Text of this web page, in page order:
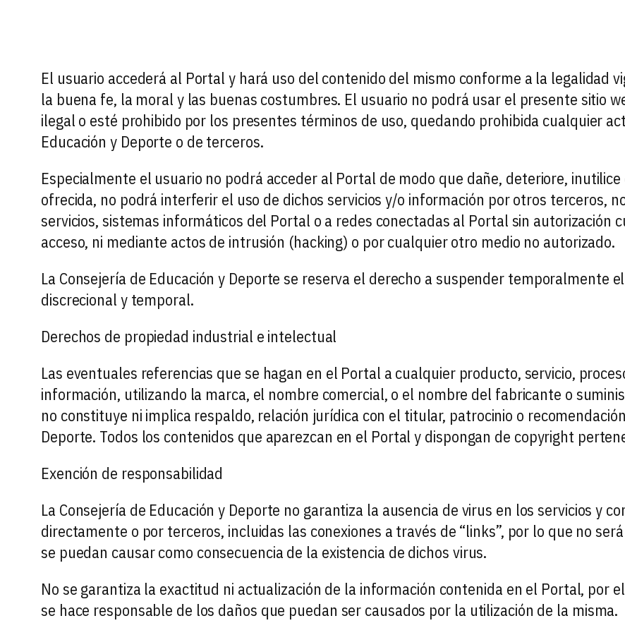
El usuario accederá al Portal y hará uso del contenido del mismo conforme a la legalidad
la buena fe, la moral y las buenas costumbres. El usuario no podrá usar el presente sitio
ilegal o esté prohibido por los presentes términos de uso, quedando prohibida cualquier
Educación y Deporte o de terceros.
Especialmente el usuario no podrá acceder al Portal de modo que dañe, deteriore,
ofrecida, no podrá interferir el uso de dichos servicios y/o información por otros terceros,
servicios, sistemas informáticos del Portal o a redes conectadas al Portal sin autorización
acceso, ni mediante actos de intrusión (hacking) o por cualquier otro medio no autorizado.
La Consejería de Educación y Deporte se reserva el derecho a suspender temporalmente
discrecional y temporal.
Derechos de propiedad industrial e intelectual
Las eventuales referencias que se hagan en el Portal a cualquier producto, servicio,
información, utilizando la marca, el nombre comercial, o el nombre del fabricante o
no constituye ni implica respaldo, relación jurídica con el titular, patrocinio o
Deporte. Todos los contenidos que aparezcan en el Portal y dispongan de copyright
Exención de responsabilidad
La Consejería de Educación y Deporte no garantiza la ausencia de virus en los servicios y
directamente o por terceros, incluidas las conexiones a través de “links”, por lo que no
se puedan causar como consecuencia de la existencia de dichos virus.
No se garantiza la exactitud ni actualización de la información contenida en el Portal, por
se hace responsable de los daños que puedan ser causados por la utilización de la misma.